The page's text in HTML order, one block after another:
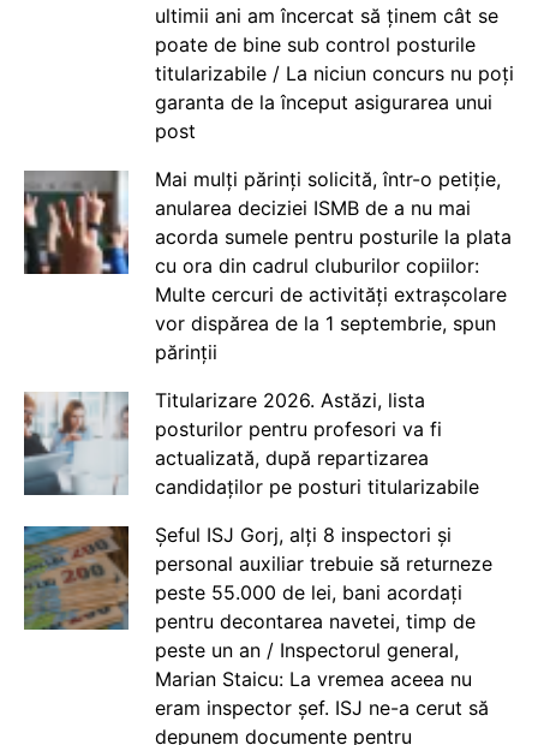
ultimii ani am încercat să ținem cât se
poate de bine sub control posturile
titularizabile / La niciun concurs nu poți
garanta de la început asigurarea unui
post
Mai mulți părinți solicită, într-o petiție,
anularea deciziei ISMB de a nu mai
acorda sumele pentru posturile la plata
cu ora din cadrul cluburilor copiilor:
Multe cercuri de activități extrașcolare
vor dispărea de la 1 septembrie, spun
părinții
Titularizare 2026. Astăzi, lista
posturilor pentru profesori va fi
actualizată, după repartizarea
candidaților pe posturi titularizabile
Șeful ISJ Gorj, alți 8 inspectori și
personal auxiliar trebuie să returneze
peste 55.000 de lei, bani acordați
pentru decontarea navetei, timp de
peste un an / Inspectorul general,
Marian Staicu: La vremea aceea nu
eram inspector șef. ISJ ne-a cerut să
depunem documente pentru